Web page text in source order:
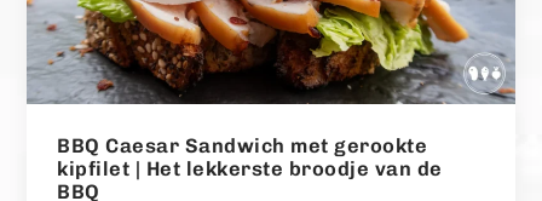
BBQ Caesar Sandwich met gerookte
kipfilet | Het lekkerste broodje van de
BBQ